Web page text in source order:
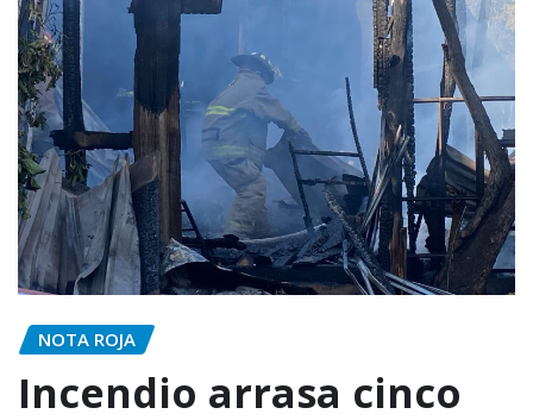
NOTA ROJA
Incendio arrasa cinco